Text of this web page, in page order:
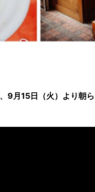
月15日（火）より朝ら